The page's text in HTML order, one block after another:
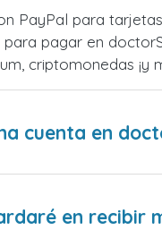
PayPal para
pagar en
criptomonedas
cuenta en
en recibir